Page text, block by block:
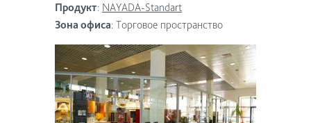
Продукт: NAYADA-Standart
Зона офиса: Торговое пространство